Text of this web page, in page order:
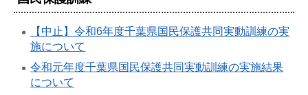
【中止】令和6年度千葉県国民保護共同実動訓練の実
施について
令和元年度千葉県国民保護共同実動訓練の実施結果
について